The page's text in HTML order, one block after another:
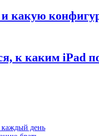
какую
к каким iPad
каждый день